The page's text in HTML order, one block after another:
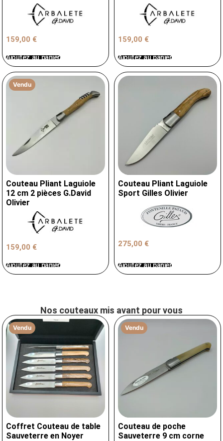
159,00 €
Ajoutez au panier
159,00 €
Ajoutez au panier
Vendu
Couteau Pliant Laguiole
12 cm 2 pièces G.David
Olivier
159,00 €
Ajoutez au panier
Couteau Pliant Laguiole
Sport Gilles Olivier
275,00 €
Ajoutez au panier
Nos couteaux mis avant pour vous
Vendu
Coffret Couteau de table
Sauveterre en Noyer
Vendu
Couteau de poche
Sauveterre 9 cm corne